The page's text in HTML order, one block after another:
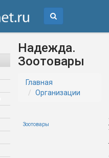
Надежда.
Зоотовары
Главная
Организации
Зоотовары